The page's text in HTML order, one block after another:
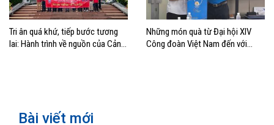
Tri ân quá khứ, tiếp bước tương
lai: Hành trình về nguồn của Cảng
Những món quà từ Đại hội XIV
Công đoàn Việt Nam đến với
Bài viết mới